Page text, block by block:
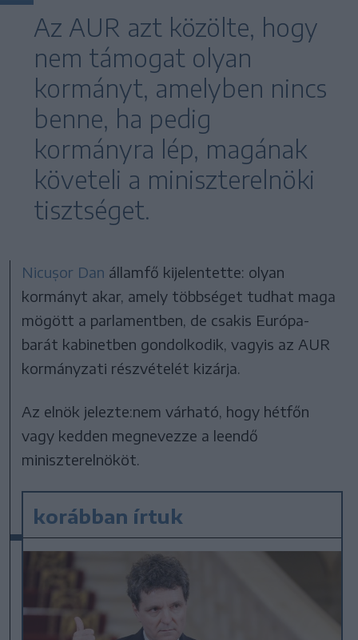
Az AUR azt közölte, hogy
nem támogat olyan
kormányt, amelyben nincs
benne, ha pedig
kormányra lép, magának
követeli a miniszterelnöki
tisztséget.
Nicușor Dan államfő kijelentette: olyan
kormányt akar, amely többséget tudhat maga
mögött a parlamentben, de csakis Európa-
barát kabinetben gondolkodik, vagyis az AUR
kormányzati részvételét kizárja.
Az elnök jelezte:nem várható, hogy hétfőn
vagy kedden megnevezze a leendő
miniszterelnököt.
korábban írtuk